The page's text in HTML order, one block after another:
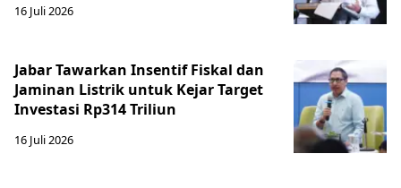
16 Juli 2026
Jabar Tawarkan Insentif Fiskal dan
Jaminan Listrik untuk Kejar Target
Investasi Rp314 Triliun
16 Juli 2026